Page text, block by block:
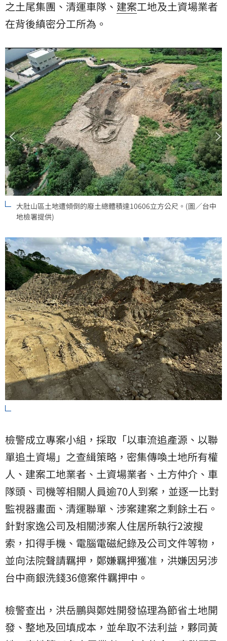
之土尾集團、清運車隊、 建案工地及土資場業者
在背後縝密分工所為。
大肚山區土地遭傾倒的廢土總體積達10606立方公尺。(圖／台中
地檢署提供)
檢警成立專案小組，採取「以車流追產源、以聯
單追土資場」之查緝策略，密集傳喚土地所有權
人、建案工地業者、土資場業者、土方仲介、車
隊頭、司機等相關人員逾70人到案，並逐一比對
監視器畫面、清運聯單、涉案建案之剩餘土石。
針對家逸公司及相關涉案人住居所執行2波搜
索，扣得手機、電腦電磁紀錄及公司文件等物，
並向法院聲請羈押，鄭嫌羈押獲准，洪嫌因另涉
台中商銀洗錢36億案件羈押中。
檢警查出，洪岳鵬與鄭姓開發協理為節省土地開
發、整地及回填成本，並牟取不法利益，夥同黃